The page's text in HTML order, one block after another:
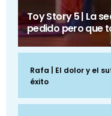
Toy Story 5 | La
pedido pero que
Rafa | El dolor y el
éxito